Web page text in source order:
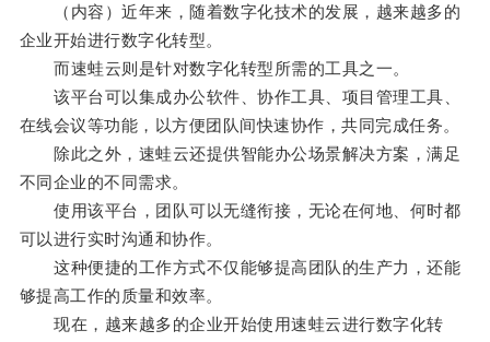
（内容）近年来，随着数字化技术的发展，越来越多的
企业开始进行数字化转型。
而速蛙云则是针对数字化转型所需的工具之一。
该平台可以集成办公软件、协作工具、项目管理工具、
在线会议等功能，以方便团队间快速协作，共同完成任务。
除此之外，速蛙云还提供智能办公场景解决方案，满足
不同企业的不同需求。
使用该平台，团队可以无缝衔接，无论在何地、何时都
可以进行实时沟通和协作。
这种便捷的工作方式不仅能够提高团队的生产力，还能
够提高工作的质量和效率。
现在，越来越多的企业开始使用速蛙云进行数字化转